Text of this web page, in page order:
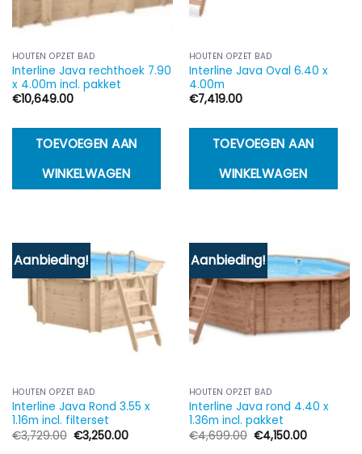
HOUTEN OPZET BAD
Interline Java rechthoek 7.90
x 4.00m incl. pakket
€10,649.00
TOEVOEGEN AAN
WINKELWAGEN
HOUTEN OPZET BAD
Interline Java Oval 6.40 x
4.00m
€7,419.00
TOEVOEGEN AAN
WINKELWAGEN
Aanbieding!
HOUTEN OPZET BAD
Interline Java Rond 3.55 x
1.16m incl. filterset
€3,729.00 Oorspronkelijke
prijs
€3,250.00Huidige
Aanbieding!
HOUTEN OPZET BAD
Interline Java rond 4.40 x
1.36m incl. pakket
€4,699.00 Oorspronkelijke
prijs
€4,150.00Huidige